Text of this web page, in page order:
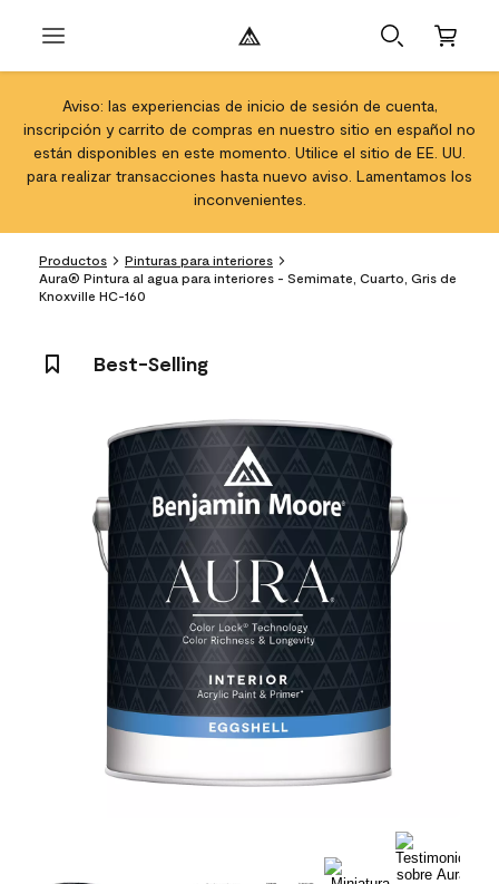
Aviso: las experiencias de inicio de sesión de cuenta,
inscripción y carrito de compras en nuestro sitio en español no
están disponibles en este momento. Utilice el sitio de EE. UU.
para realizar transacciones hasta nuevo aviso. Lamentamos los
inconvenientes.
Productos
Pinturas para interiores
Aura® Pintura al agua para interiores - Semimate, Cuarto, Gris de
Knoxville HC-160
Best-Selling